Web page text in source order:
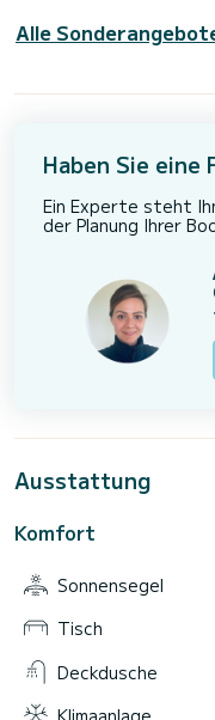
Alle
Haben Sie eine
Ein Experte steht
der Planung Ihrer
Ausstattung
Komfort
Sonnensegel
Tisch
Deckdusche
Klimaanlage